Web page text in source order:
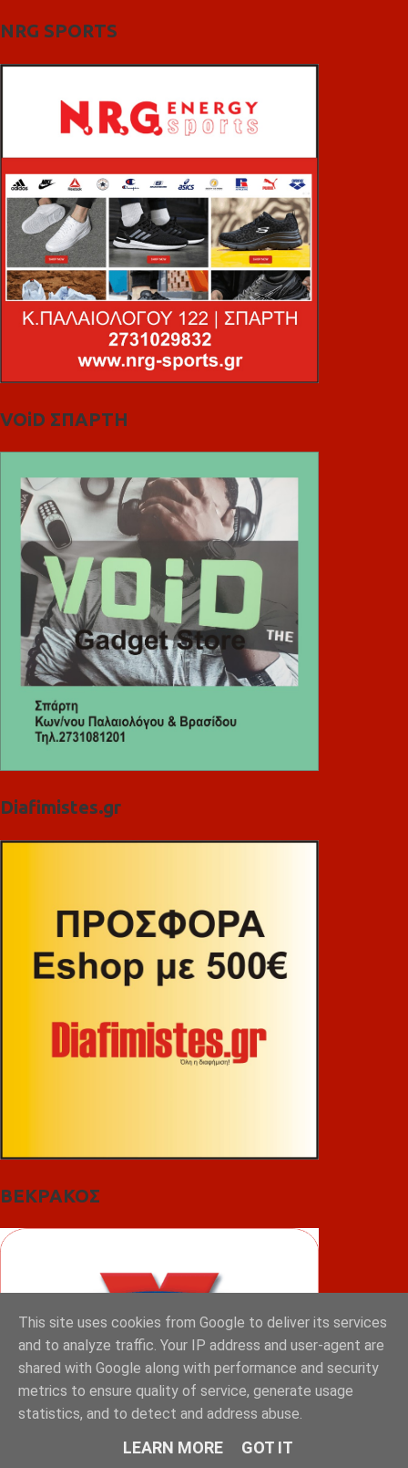
NRG SPORTS
VOiD ΣΠΑΡΤΗ
Diafimistes.gr
ΒΕΚΡΑΚΟΣ
This site uses cookies from Google to deliver its services
and to analyze traffic. Your IP address and user-agent are
shared with Google along with performance and security
metrics to ensure quality of service, generate usage
statistics, and to detect and address abuse.
LEARN MORE GOT IT